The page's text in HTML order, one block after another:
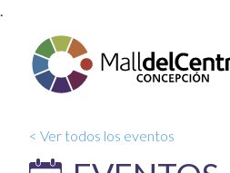
.
< Ver todos los eventos